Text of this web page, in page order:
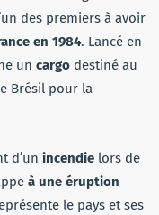
des premiers à avoir
en 1984. Lancé en
un cargo destiné au
Brésil pour la
d’un incendie lors de
à une éruption
le pays et ses